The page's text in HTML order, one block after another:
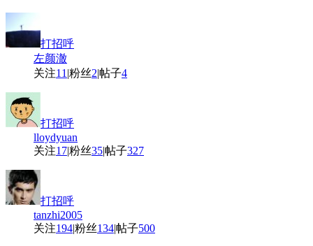
打招呼
左颜澈
关注11 |粉丝2|帖子4
打招呼
lloydyuan
关注17|粉丝35|帖子327
打招呼
tanzhi2005
关注194|粉丝134|帖子500